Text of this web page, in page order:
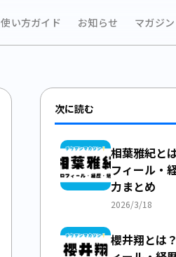
使い方ガイド お知らせ マガジン
次に読む
相葉雅紀と
フィール・
力まとめ
2026/3/18
櫻井翔とは